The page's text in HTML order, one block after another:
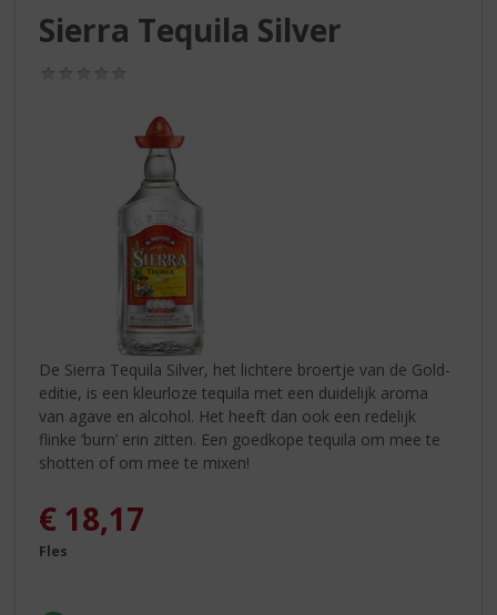
Sierra Tequila Silver
De Sierra Tequila Silver, het lichtere broertje van de Gold-
editie, is een kleurloze tequila met een duidelijk aroma
van agave en alcohol. Het heeft dan ook een redelijk
flinke ‘burn’ erin zitten. Een goedkope tequila om mee te
shotten of om mee te mixen!
€ 18,17
Fles